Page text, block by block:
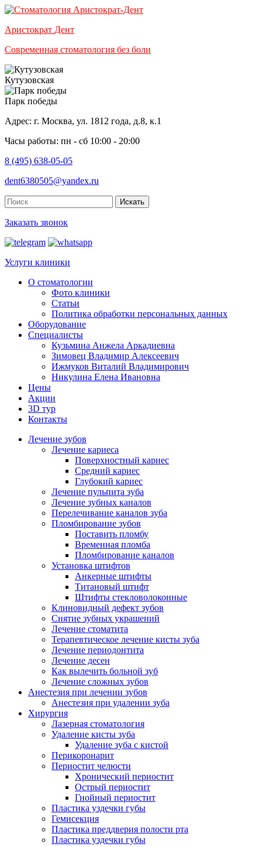
Аристократ Дент
Современная стоматология без боли
Кутузовская
Парк победы
Адрес: г. Москва, ул. 1812 года, д.8, к.1
Часы работы: пн - сб 10:00 - 20:00
8 (495) 638-05-05
dent6380505@yandex.ru
Искать
Заказать звонок
Услуги клиники
О стоматологии
Фото клиники
Статьи
Политика обработки персональных данных
Оборудование
Специалисты
Кузьмина Анжела Аркадиевна
Зимовец Владимир Алексеевич
Ижмуков Виталий Владимирович
Никулина Елена Ивановна
Цены
Акции
3D тур
Контакты
Лечение зубов
Лечение кариеса
Поверхностный кариес
Средний кариес
Глубокий кариес
Лечение пульпита зуба
Лечение зубных каналов
Перелечивание каналов зуба
Пломбирование зубов
Поставить пломбу
Временная пломба
Пломбирование каналов
Установка штифтов
Анкерные штифты
Титановый штифт
Штифты стекловолоконные
Клиновидный дефект зубов
Снятие зубных украшений
Лечение стоматита
Терапевтическое лечение кисты зуба
Лечение периодонтита
Лечение десен
Как вылечить больной зуб
Лечение сложных зубов
Анестезия при лечении зубов
Анестезия при удалении зуба
Хирургия
Лазерная стоматология
Удаление кисты зуба
Удаление зуба с кистой
Перикоронарит
Периостит челюсти
Хронический периостит
Острый периостит
Гнойный периостит
Пластика уздечки губы
Гемисекция
Пластика преддверия полости рта
Пластика уздечки губы